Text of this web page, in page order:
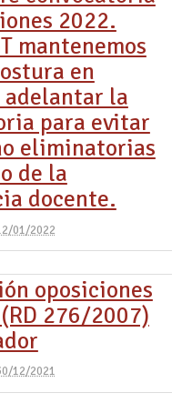
2022.
mantenemos
en
adelantar la
para evitar
eliminatorias
de la
docente.
01/2022
oposiciones
276/2007)
12/2021